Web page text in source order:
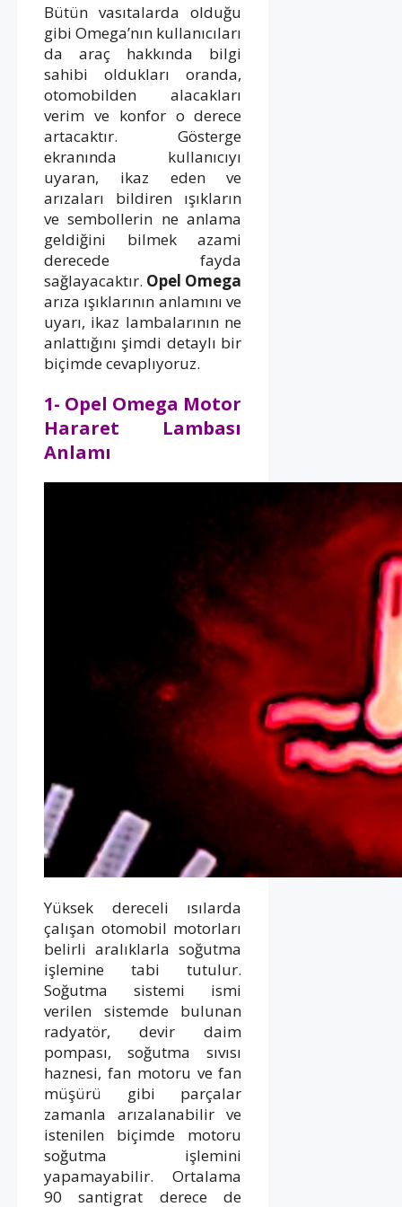
Bütün vasıtalarda olduğu
gibi Omega’nın kullanıcıları
da araç hakkında bilgi
sahibi oldukları oranda,
otomobilden alacakları
verim ve konfor o derece
artacaktır. Gösterge
ekranında kullanıcıyı
uyaran, ikaz eden ve
arızaları bildiren ışıkların
ve sembollerin ne anlama
geldiğini bilmek azami
derecede fayda
sağlayacaktır. Opel Omega
arıza ışıklarının anlamını ve
uyarı, ikaz lambalarının ne
anlattığını şimdi detaylı bir
biçimde cevaplıyoruz.
1- Opel Omega Motor
Hararet Lambası
Anlamı
Yüksek dereceli ısılarda
çalışan otomobil motorları
belirli aralıklarla soğutma
işlemine tabi tutulur.
Soğutma sistemi ismi
verilen sistemde bulunan
radyatör, devir daim
pompası, soğutma sıvısı
haznesi, fan motoru ve fan
müşürü gibi parçalar
zamanla arızalanabilir ve
istenilen biçimde motoru
soğutma işlemini
yapamayabilir. Ortalama
90 santigrat derece de